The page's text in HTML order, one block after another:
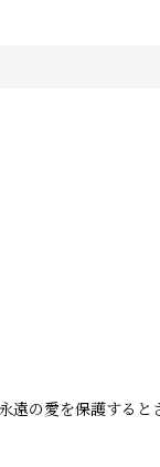
の愛を保護すると